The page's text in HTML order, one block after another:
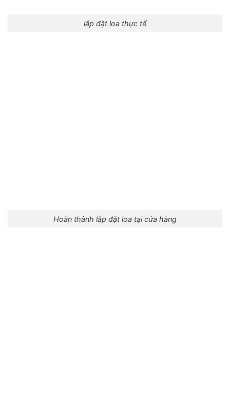
lắp đặt loa thực tế
Hoàn thành lắp đặt loa tại cửa hàng